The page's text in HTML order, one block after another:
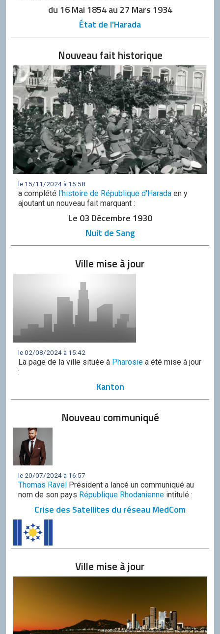
du 16 Mai 1854 au 27 Mars 1934
État de l'Harada
Nouveau fait historique
le 15/11/2024 à 15:58
a complété l'histoire de République d'Harada en y
ajoutant un nouveau fait marquant :
Le 03 Décembre 1930
Nuit de Sang
Ville mise à jour
le 02/08/2024 à 15:42
La page de la ville située à Pharosie a été mise à jour
:
Kanton
Nouveau communiqué
le 20/07/2024 à 16:57
Thomas Ravel Président a lancé un communiqué au
nom de son pays République Rhodanienne intitulé :
Crise des Satellites du réseau MedCom
Ville mise à jour